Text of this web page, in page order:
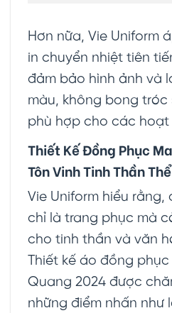
Hơn nữa, Vie Uniform
in chuyển nhiệt tiên
đảm bảo hình ảnh và
màu, không bong tróc
phù hợp cho các
Thiết Kế Đồng Phục
Tôn Vinh Tinh Thần
Vie Uniform hiểu
chỉ là trang phục mà
cho tinh thần và văn
Thiết kế áo đồng
Quang 2024 được
những điểm nhấn như